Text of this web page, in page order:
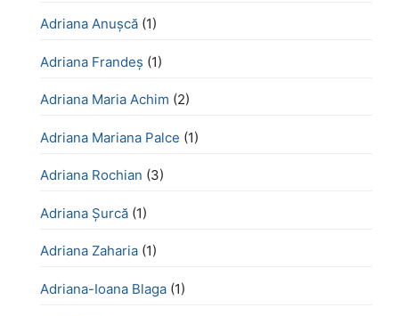
Adriana Anușcă (1)
Adriana Frandeș (1)
Adriana Maria Achim (2)
Adriana Mariana Palce (1)
Adriana Rochian (3)
Adriana Șurcă (1)
Adriana Zaharia (1)
Adriana-Ioana Blaga (1)